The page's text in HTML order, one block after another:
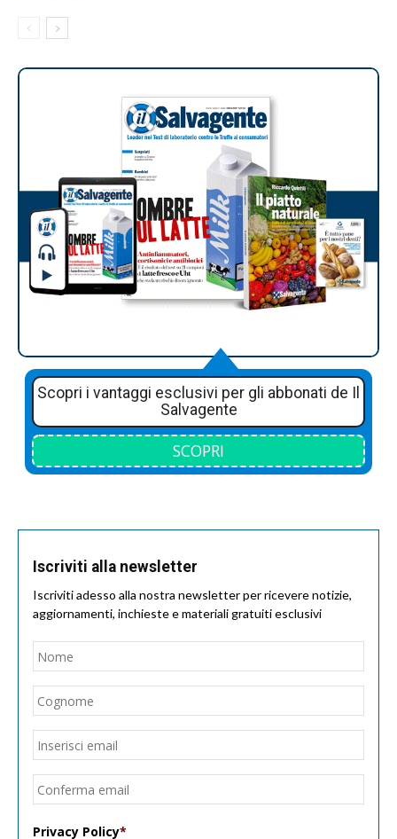
Scopri i vantaggi esclusivi per gli abbonati de Il
Salvagente
SCOPRI
Iscriviti alla newsletter
Iscriviti adesso alla nostra newsletter per ricevere notizie,
aggiornamenti, inchieste e materiali gratuiti esclusivi
Nome
Email
Privacy Policy*